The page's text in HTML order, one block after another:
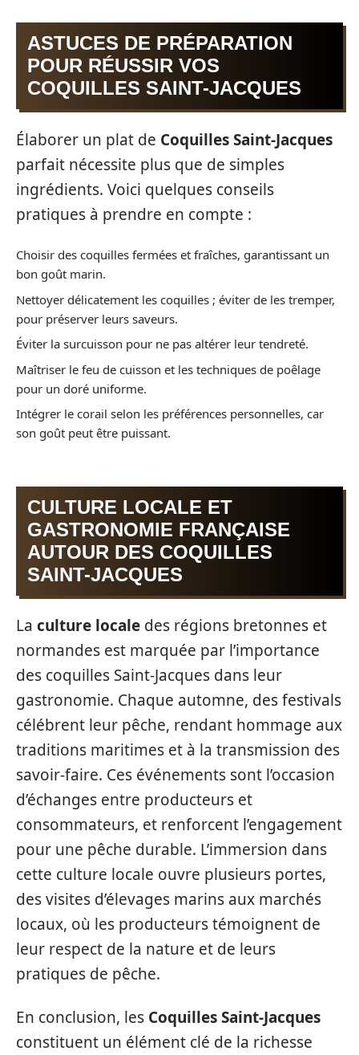
ASTUCES DE PRÉPARATION
POUR RÉUSSIR VOS
COQUILLES SAINT-JACQUES
Élaborer un plat de Coquilles Saint-Jacques
parfait nécessite plus que de simples
ingrédients. Voici quelques conseils
pratiques à prendre en compte :
Choisir des coquilles fermées et fraîches, garantissant un
bon goût marin.
Nettoyer délicatement les coquilles ; éviter de les tremper,
pour préserver leurs saveurs.
Éviter la surcuisson pour ne pas altérer leur tendreté.
Maîtriser le feu de cuisson et les techniques de poêlage
pour un doré uniforme.
Intégrer le corail selon les préférences personnelles, car
son goût peut être puissant.
CULTURE LOCALE ET
GASTRONOMIE FRANÇAISE
AUTOUR DES COQUILLES
SAINT-JACQUES
La culture locale des régions bretonnes et
normandes est marquée par l’importance
des coquilles Saint-Jacques dans leur
gastronomie. Chaque automne, des festivals
célébrent leur pêche, rendant hommage aux
traditions maritimes et à la transmission des
savoir-faire. Ces événements sont l’occasion
d’échanges entre producteurs et
consommateurs, et renforcent l’engagement
pour une pêche durable. L’immersion dans
cette culture locale ouvre plusieurs portes,
des visites d’élevages marins aux marchés
locaux, où les producteurs témoignent de
leur respect de la nature et de leurs
pratiques de pêche.
En conclusion, les Coquilles Saint-Jacques
constituent un élément clé de la richesse